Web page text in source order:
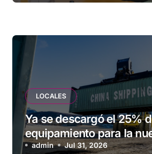
LOCALES
Ya se descargó el 25%
equipamiento para la
de Ushuaia
admin Jul 31, 2026